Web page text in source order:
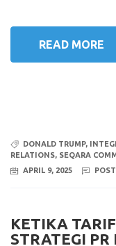
READ MORE
DONALD TRUMP,
RELATIONS, SEQARA
APRIL 9, 2025
KETIKA
STRATEGI